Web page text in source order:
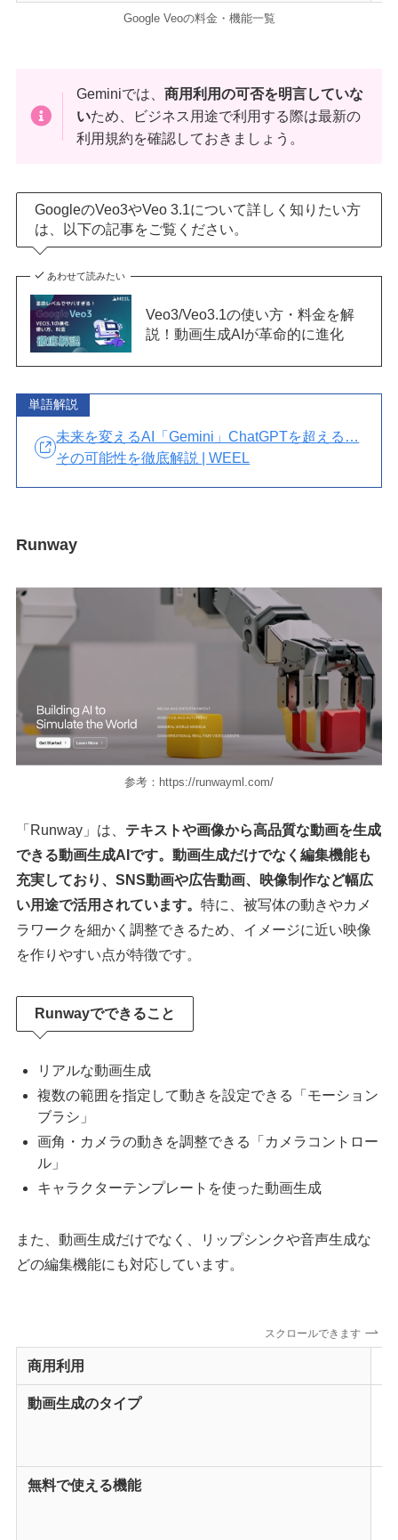
Google Veoの料金・機能一覧
Geminiでは、 商用利用の可否を明言していな
いため、ビジネス用途で利用する際は最新の
利用規約を確認しておきましょう。
GoogleのVeo3やVeo 3.1について詳しく知りたい方
は、以下の記事をご覧ください。
あわせて読みたい
Veo3/Veo3.1の使い方・料金を解
説！動画生成AIが革命的に進化
単語解説
未来を変えるAI「Gemini」ChatGPTを超える…
その可能性を徹底解説 | WEEL
Runway
参考：https://runwayml.com/
「Runway」は、 テキストや画像から高品質な動画を生成
できる動画生成AIです。動画生成だけでなく編集機能も
充実しており、SNS動画や広告動画、映像制作など幅広
い用途で活用されています。 特に、被写体の動きやカメ
ラワークを細かく調整できるため、イメージに近い映像
を作りやすい点が特徴です。
Runwayでできること
リアルな動画生成
複数の範囲を指定して動きを設定できる「モーション
ブラシ」
画角・カメラの動きを調整できる「カメラコントロー
ル」
キャラクターテンプレートを使った動画生成
また、動画生成だけでなく、リップシンクや音声生成な
どの編集機能にも対応しています。
スクロールできます
商用利用
動画生成のタイプ
無料で使える機能